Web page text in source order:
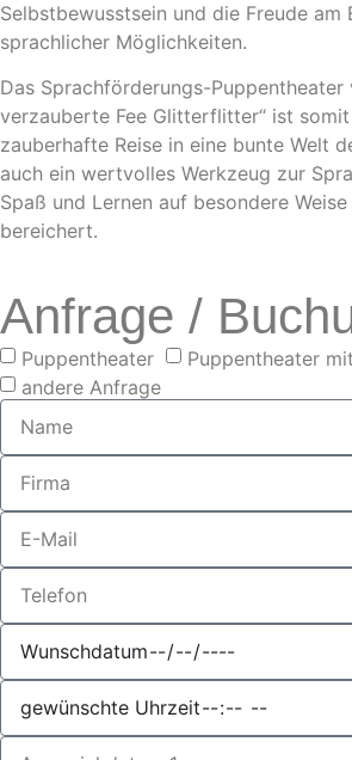
Selbstbewusstsein und die Freude am
sprachlicher Möglichkeiten.
Das Sprachförderungs-Puppentheater
verzauberte Fee Glitterflitter“ ist
zauberhafte Reise in eine bunte Welt
auch ein wertvolles Werkzeug zur
Spaß und Lernen auf besondere
bereichert.
Anfrage /
Puppentheater
Puppentheater
andere Anfrage